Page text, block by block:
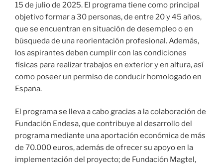
15 de julio de 2025. El programa tiene como principal
objetivo formar a 30 personas, de entre 20 y 45 años,
que se encuentran en situación de desempleo o en
búsqueda de una reorientación profesional. Además,
los aspirantes deben cumplir con las condiciones
físicas para realizar trabajos en exterior y en altura, así
como poseer un permiso de conducir homologado en
España.
El programa se lleva a cabo gracias a la colaboración de
Fundación Endesa, que contribuye al desarrollo del
programa mediante una aportación económica de más
de 70.000 euros, además de ofrecer su apoyo en la
implementación del proyecto; de Fundación Magtel,